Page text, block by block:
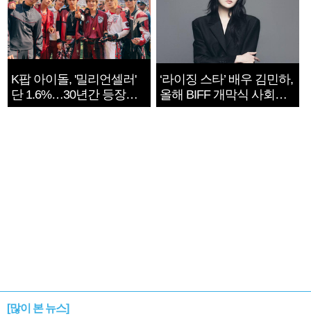
K팝 아이돌, '밀리언셀러'
단 1.6%…30년간 등장
1182개팀 전수조사
‘라이징 스타’ 배우 김민하,
올해 BIFF 개막식 사회자
확정
[많이 본 뉴스]